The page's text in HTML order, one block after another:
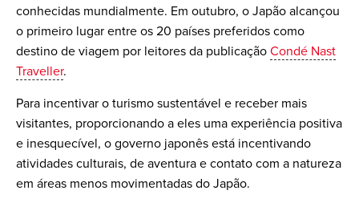
conhecidas mundialmente. Em outubro, o Japão alcançou
o primeiro lugar entre os 20 países preferidos como
destino de viagem por leitores da publicação Condé Nast
Traveller.
Para incentivar o turismo sustentável e receber mais
visitantes, proporcionando a eles uma experiência positiva
e inesquecível, o governo japonês está incentivando
atividades culturais, de aventura e contato com a natureza
em áreas menos movimentadas do Japão.